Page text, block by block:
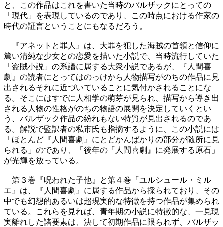
と、この作品はこれを書いた当時のバルザックにとっての
「現代」を表現しているのであり、この時点における作家の
時代の証言ということにもなるだろう。
『アネットと罪人』は、大罪を犯した海賊の首領と信仰に
篤い清純な少女との恋愛を描いた小説で、当時流行していた
「盗賊小説」の系譜に属する大衆小説であるが、『人間喜
劇』の読者にとってはのっけから人物描写がのちの作品に見
出されるそれに近づいていることに気付かされることにな
る。そこにはすでに人相学の萌芽が見られ、描写から導き出
される人物の性格がのちの物語の展開を決定していくとい
う、バルザック作品の紛れもない特質が見出されるのであ
る。解説で監訳者の私市氏も指摘するように、この小説には
「ほとんど『人間喜劇』にとどかんばかりの部分が随所に見
られる」のであり、「後年の『人間喜劇』に発展する原石」
が光輝を放っている。
第３巻『呪われた子他』と第４巻『ユルシュール・ミル
エ』は、『人間喜劇』に属する作品から採られており、その
中でも幻想的あるいは超現実的な特徴を持つ作品が集められ
ている。これらを見れば、青年期の小説に特徴的な、一見現
実離れした諸要素は、決して初期作品に限られず、バルザッ